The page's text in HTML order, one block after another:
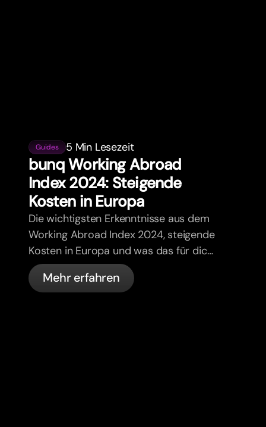
Guides 5 Min Lesezeit
bunq Working Abroad
Index 2024: Steigende
Kosten in Europa
Die wichtigsten Erkenntnisse aus dem
Working Abroad Index 2024, steigende
Kosten in Europa und was das für dich
bedeutet.
Mehr erfahren